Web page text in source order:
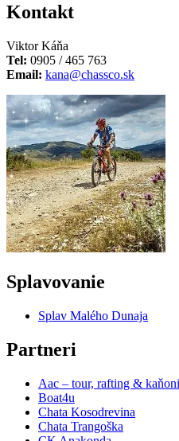
Kontakt
Viktor Káňa
Tel: 0905 / 465 763
Email: kana@chassco.sk
Splavovanie
Splav Malého Dunaja
Partneri
Aac – tour, rafting &
Boat4u
Chata Kosodrevina
Chata Trangoška